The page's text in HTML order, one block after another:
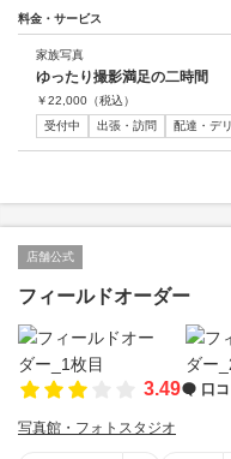
料金・サービス
家族写真
ゆったり撮影満足の二時間
￥22,000 （税込）
受付中
出張・訪問 配達・デ
店舗公式
フィールドオーダー
3.49 口コ
写真館・フォトスタジオ